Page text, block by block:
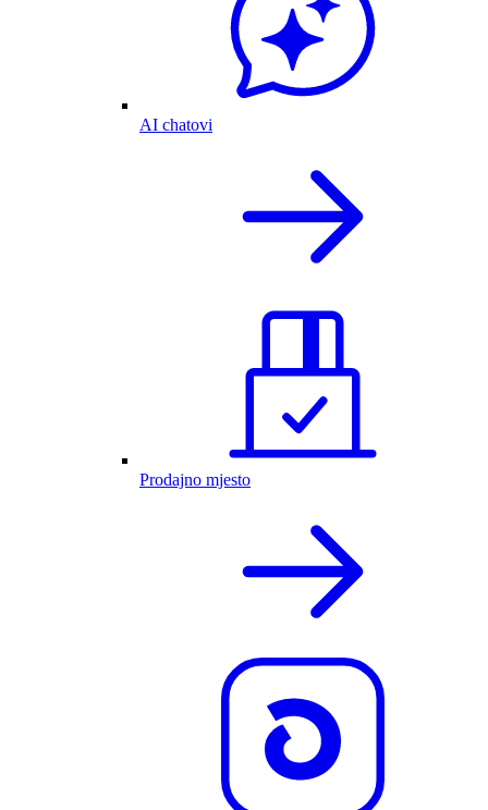
AI chatovi
Prodajno mjesto